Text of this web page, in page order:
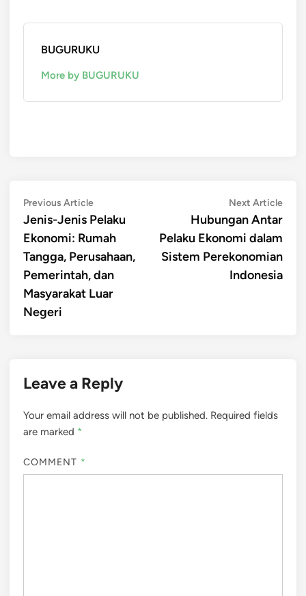
BUGURUKU
More by BUGURUKU
Post
navigation
Previous ArticlePrevious
article:
Jenis-Jenis Pelaku
Ekonomi: Rumah
Tangga, Perusahaan,
Pemerintah, dan
Masyarakat Luar
Negeri
Next ArticleNext
Hubungan Antar
Pelaku Ekonomi dalam
Sistem Perekonomian
Indonesia
Leave a Reply
Your email address will not be published. Required fields
are marked *
COMMENT *